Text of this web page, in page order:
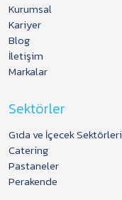
Kurumsal
Kariyer
Blog
İletişim
Markalar
Sektörler
Gıda ve İçecek Sektörleri
Catering
Pastaneler
Perakende